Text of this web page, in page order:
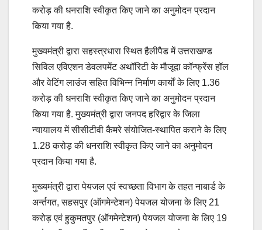
करोड़ की धनराशि स्वीकृत किए जाने का अनुमोदन प्रदान
किया गया है.
मुख्यमंत्री द्वारा सहस्त्रधारा स्थित हैलीपैड में उत्तराखण्ड
सिविल एविएशन डेवलपमेंट अथॉरिटी के मौजूदा कॉन्फ्रेंस हॉल
और वेटिंग लाउंज सहित विभिन्न निर्माण कार्यों के लिए 1.36
करोड़ की धनराशि स्वीकृत किए जाने का अनुमोदन प्रदान
किया गया है. मुख्यमंत्री द्वारा जनपद हरिद्वार के जिला
न्यायालय में सीसीटीवी कैमरे संयोजित-स्थापित कराने के लिए
1.28 करोड़ की धनराशि स्वीकृत किए जाने का अनुमोदन
प्रदान किया गया है.
मुख्यमंत्री द्वारा पेयजल एवं स्वच्छता विभाग के तहत नाबार्ड के
अर्न्तगत, सहसपुर (ऑगमेन्टेशन) पेयजल योजना के लिए 21
करोड़ एवं हुकुमतपुर (ऑगमेन्टेशन) पेयजल योजना के लिए 19